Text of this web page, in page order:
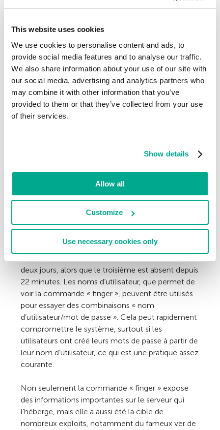
This website uses cookies
We use cookies to personalise content and ads, to
provide social media features and to analyse our traffic.
We also share information about your use of our site with
our social media, advertising and analytics partners who
may combine it with other information that you’ve
provided to them or that they’ve collected from your use
of their services.
Show details
Allow all
Customize
Use necessary cookies only
Unix constituait l’une des expositions les plus
commande permet à quelqu’un en dehors d’un
réseau de voir les utilisateurs qui sont connectés à
une machine ou de savoir depuis quel endroit les
utilisateurs accèdent à l’ordinateur. La commande
« finger » est pratique, mais elle expose aussi un
grand nombre d’informations susceptibles d’être
utilisées par des hackers.
commande « finger » à distance :
Login     Name       TtyIdle  Login Time   Office
xenon                pts/7   22:34  May 12 16:00
polly                pts/3      4d  May  8 14:21
cracker  DarkHacker  pts/6      2d  May 10 11:58
Cela nous montre des choses intéressantes sur la
« finger » : trois utilisateurs sont connectés, mais
deux jours, alors que le troisième est absent depuis
22 minutes. Les noms d’utilisateur, que permet de
voir la commande « finger », peuvent être utilisés
pour essayer des combinaisons « nom
d’utilisateur/mot de passe ». Cela peut rapidement
compromettre le système, surtout si les
utilisateurs ont créé leurs mots de passe à partir de
leur nom d’utilisateur, ce qui est une pratique assez
courante.
Non seulement la commande « finger » expose
des informations importantes sur le serveur qui
l’héberge, mais elle a aussi été la cible de
nombreux exploits, notamment du fameux ver de